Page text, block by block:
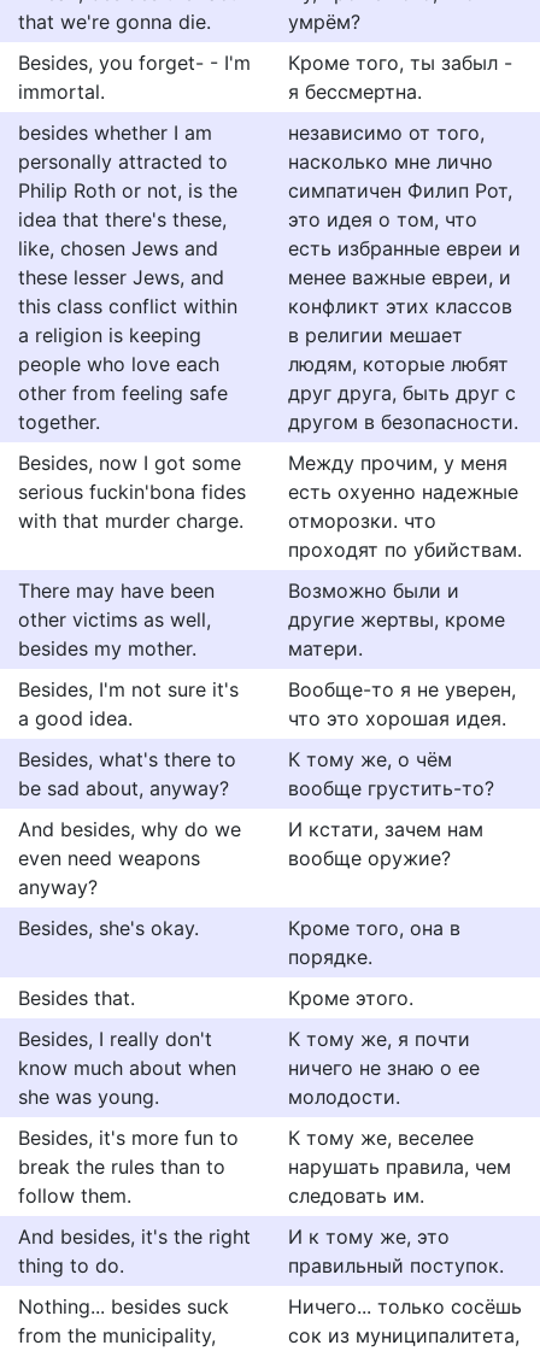
that we're gonna die.
умрём?
Besides, you forget- - I'm
immortal.
Кроме того, ты забыл -
я бессмертна.
besides whether I am
personally attracted to
Philip Roth or not, is the
idea that there's these,
like, chosen Jews and
these lesser Jews, and
this class conflict within
a religion is keeping
people who love each
other from feeling safe
together.
независимо от того,
насколько мне лично
симпатичен Филип Рот,
это идея о том, что
есть избранные евреи и
менее важные евреи, и
конфликт этих классов
в религии мешает
людям, которые любят
друг друга, быть друг с
другом в безопасности.
Besides, now I got some
serious fuckin'bona fides
with that murder charge.
Между прочим, у меня
есть охуенно надежные
отморозки. что
проходят по убийствам.
There may have been
other victims as well,
besides my mother.
Возможно были и
другие жертвы, кроме
матери.
Besides, I'm not sure it's
a good idea.
Вообще-то я не уверен,
что это хорошая идея.
Besides, what's there to
be sad about, anyway?
К тому же, о чём
вообще грустить-то?
And besides, why do we
even need weapons
anyway?
И кстати, зачем нам
вообще оружие?
Besides, she's okay.
Кроме того, она в
порядке.
Besides that.
Кроме этого.
Besides, I really don't
know much about when
she was young.
К тому же, я почти
ничего не знаю о ее
молодости.
Besides, it's more fun to
break the rules than to
follow them.
К тому же, веселее
нарушать правила, чем
следовать им.
And besides, it's the right
thing to do.
И к тому же, это
правильный поступок.
Nothing... besides suck
from the municipality,
Ничего... только сосёшь
сок из муниципалитета,